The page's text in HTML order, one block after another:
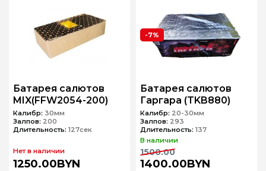
Батарея салютов
MIX(FFW2054-200)
Калибр: 30мм
Залпов: 200
Длительность: 127сек
Нет в наличии
1250.00BYN
-7%
Батарея салютов
Гаргара (TKB880)
Калибр: 20-30мм
Залпов: 293
Длительность: 137
В наличии
1400.00BYN
1500.00